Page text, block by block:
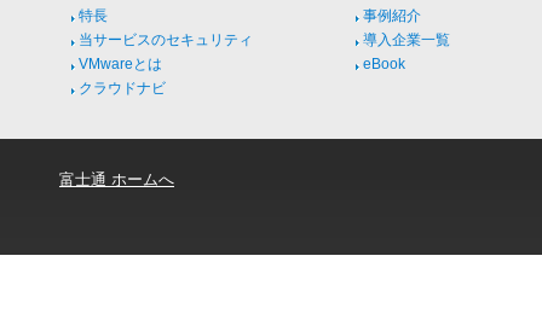
特長
当サービスのセキュリティ
VMwareとは
クラウドナビ
事例紹介
導入企業一覧
eBook
富士通 ホームへ